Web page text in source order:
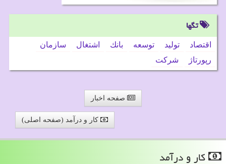
تگها
اقتصاد تولید توسعه بانك اشتغال
سازمان
رپورتاژ
شركت
صفحه اخبار
کار و درآمد (صفحه اصلی)
كار و درآمد